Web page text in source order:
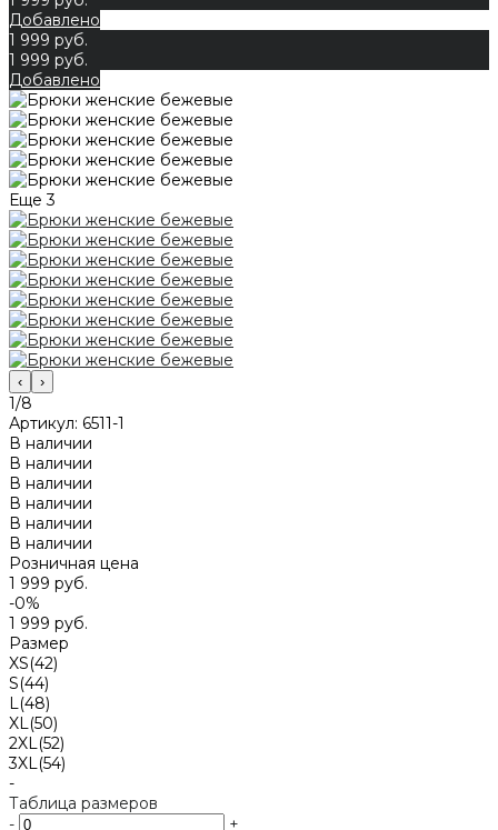
Добавлено
1 999 руб.
1 999 руб.
Добавлено
Еще3
‹ ›
1/8
Артикул: 6511-1
В наличии
В наличии
В наличии
В наличии
В наличии
В наличии
Розничная цена
1 999 руб.
-0%
1 999 руб.
Размер
XS(42)
S(44)
L(48)
XL(50)
2XL(52)
3XL(54)
-
Таблица размеров
-
+